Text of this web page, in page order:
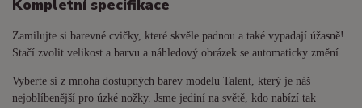
Kompletní specifikace
Zamilujte si barevné cvičky, které skvěle padnou a také vypadají úžasně!
Stačí zvolit velikost a barvu a náhledový obrázek se automaticky změní.
Vyberte si z mnoha dostupných barev modelu Talent, který je náš
nejoblíbenější pro úzké nožky. Jsme jediní na světě, kdo nabízí tak